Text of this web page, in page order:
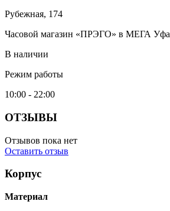
Рубежная, 174
Часовой магазин «ПРЭГО» в МЕГА Уфа
В наличии
Режим работы
10:00 - 22:00
ОТЗЫВЫ
Отзывов пока нет
Оставить отзыв
Корпус
Материал